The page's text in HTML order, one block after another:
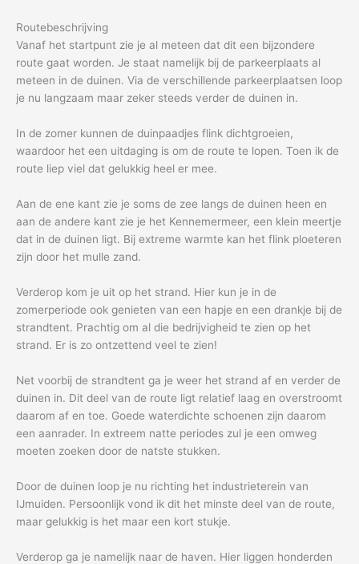
Routebeschrijving
Vanaf het startpunt zie je al meteen dat dit een bijzondere
route gaat worden. Je staat namelijk bij de parkeerplaats al
meteen in de duinen. Via de verschillende parkeerplaatsen loop
je nu langzaam maar zeker steeds verder de duinen in.
In de zomer kunnen de duinpaadjes flink dichtgroeien,
waardoor het een uitdaging is om de route te lopen. Toen ik de
route liep viel dat gelukkig heel er mee.
Aan de ene kant zie je soms de zee langs de duinen heen en
aan de andere kant zie je het Kennemermeer, een klein meertje
dat in de duinen ligt. Bij extreme warmte kan het flink ploeteren
zijn door het mulle zand.
Verderop kom je uit op het strand. Hier kun je in de
zomerperiode ook genieten van een hapje en een drankje bij de
strandtent. Prachtig om al die bedrijvigheid te zien op het
strand. Er is zo ontzettend veel te zien!
Net voorbij de strandtent ga je weer het strand af en verder de
duinen in. Dit deel van de route ligt relatief laag en overstroomt
daarom af en toe. Goede waterdichte schoenen zijn daarom
een aanrader. In extreem natte periodes zul je een omweg
moeten zoeken door de natste stukken.
Door de duinen loop je nu richting het industrieterein van
IJmuiden. Persoonlijk vond ik dit het minste deel van de route,
maar gelukkig is het maar een kort stukje.
Verderop ga je namelijk naar de haven. Hier liggen honderden